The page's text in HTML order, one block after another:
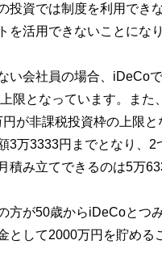
投資では制度を利用でき
を活用できないことになり
い会社員の場合、iDeCo
限となっています。また
が非課税投資枠の上限と
3万3333円までとなり、2
積み立てできるのは5万
方が50歳からiDeCoとつ
として2000万円を貯める